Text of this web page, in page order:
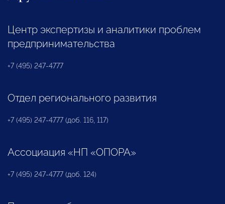
Центр экспертизы и аналитики проблем
предпринимательства
+7 (495) 247-4777
Отдел регионального развития
+7 (495) 247-4777 (доб. 116, 117)
Ассоциация «НП «ОПОРА»
+7 (495) 247-4777 (доб. 124)